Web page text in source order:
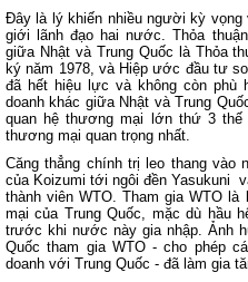
Đây là lý khiến nhiều người kỳ vọng
giới lãnh đạo hai nước. Thỏa
giữa Nhật và Trung Quốc là Thỏa
ký năm 1978, và Hiệp ước đầu tư
đã hết hiệu lực và không còn
doanh khác giữa Nhật và Trung
quan hệ thương mại lớn thứ 3
thương mại quan trọng nhất.
Căng thẳng chính trị leo thang vào
của Koizumi tới ngôi đền Yasukuni
thành viên WTO. Tham gia WTO
mại của Trung Quốc, mặc dù hầu
trước khi nước này gia nhập. Ảnh
Quốc tham gia WTO - cho phép
doanh với Trung Quốc - đã làm gia